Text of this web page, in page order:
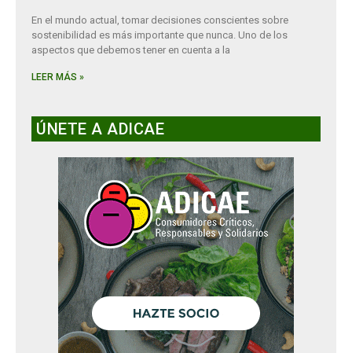
En el mundo actual, tomar decisiones conscientes sobre
sostenibilidad es más importante que nunca. Uno de los
aspectos que debemos tener en cuenta a la
LEER MÁS »
ÚNETE A ADICAE